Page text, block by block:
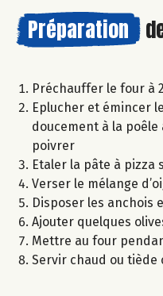
Préparation
Préchauffer le four à
Eplucher et émincer
doucement à la poêle
poivrer
Etaler la pâte à pizza
Verser le mélange
Disposer les anchois
Ajouter quelques
Mettre au four
Servir chaud ou